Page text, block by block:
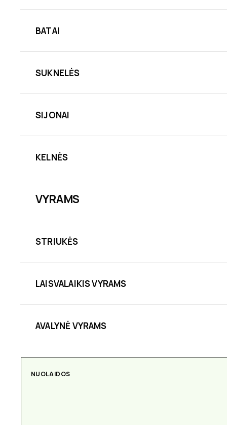
BATAI
SUKNELĖS
SIJONAI
KELNĖS
VYRAMS
STRIUKĖS
LAISVALAIKIS VYRAMS
AVALYNĖ VYRAMS
NUOLAIDOS
AKSESUARAI